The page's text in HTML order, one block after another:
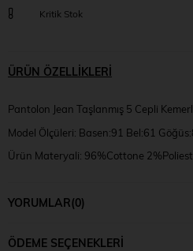
Kritik Stok
ÜRÜN ÖZELLIKLERI
Pantolon Jean Taşlanmış 5 Cepli
Model Ölçüleri: Basen:91 Bel:61
Ürün Materyali: 96%Cottone
YORUMLAR(0)
ÖDEME SEÇENEKLERI